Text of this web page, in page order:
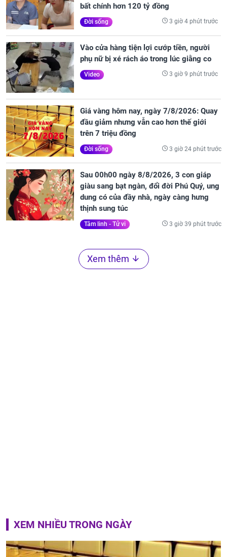
bất chính hơn 120 tỷ đồng
Đời sống 3 giờ 4 phút trước
Vào cửa hàng tiện lợi cướp tiền, người
phụ nữ bị xé rách áo trong lúc giằng co
Video 3 giờ 9 phút trước
Giá vàng hôm nay, ngày 7/8/2026: Quay
đầu giảm nhưng vẫn cao hơn thế giới
trên 7 triệu đồng
Đời sống 3 giờ 24 phút trước
Sau 00h00 ngày 8/8/2026, 3 con giáp
giàu sang bạt ngàn, đổi đời Phú Quý, ung
dung có của đầy nhà, ngày càng hưng
thịnh sung túc
Tâm linh - Tử vi 3 giờ 39 phút trước
Xem thêm
XEM NHIỀU TRONG NGÀY